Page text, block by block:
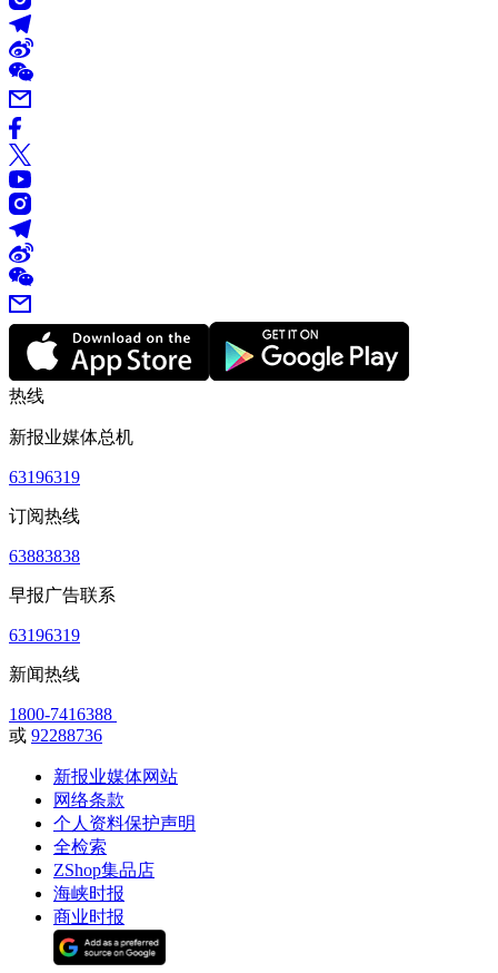
热线
新报业媒体总机
63196319
订阅热线
63883838
早报广告联系
63196319
新闻热线
1800-7416388
或 92288736
新报业媒体网站
网络条款
个人资料保护声明
全检索
ZShop集品店
海峡时报
商业时报